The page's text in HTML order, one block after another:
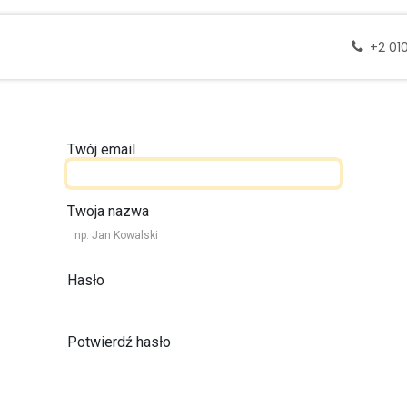
+2
Twój email
Twoja nazwa
Hasło
Potwierdź hasło